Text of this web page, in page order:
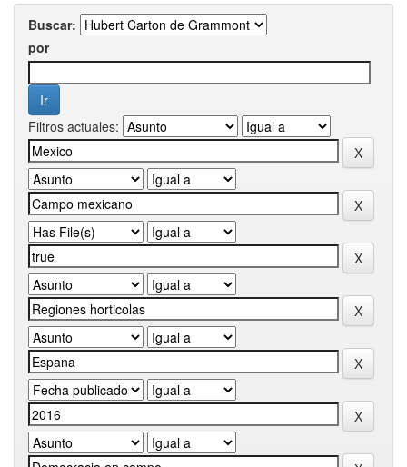
Buscar:
por
Filtros actuales: